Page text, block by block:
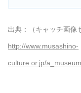
出典：（キャッチ画像
http://www.musashino-
culture.or.jp/